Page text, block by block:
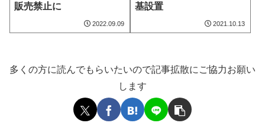
販売禁止に
2022.09.09
基設置
2021.10.13
多くの方に読んでもらいたいので記事拡散にご協力お願い
します